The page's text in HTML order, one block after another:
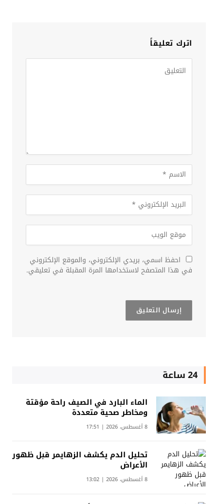
اترك تعليقاً
احفظ اسمي، بريدي الإلكتروني، والموقع الإلكتروني
في هذا المتصفح لاستخدامها المرة المقبلة في تعليقي.
24 ساعة
الماء البارد في الصيف راحة مؤقتة
ومخاطر صحية متعددة
8 أغسطس، 2026 | 17:51
تحليل الدم يكشف الزهايمر قبل ظهور
الأعراض
8 أغسطس، 2026 | 13:02